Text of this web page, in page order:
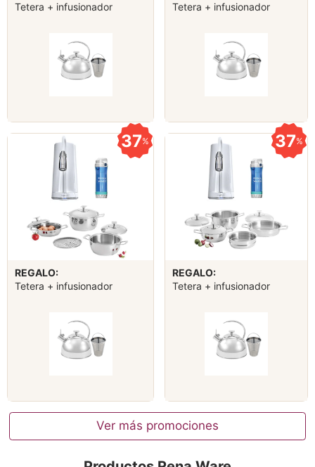
Tetera + infusionador
Tetera + infusionador
37%
REGALO:
Tetera + infusionador
37%
REGALO:
Tetera + infusionador
Ver más promociones